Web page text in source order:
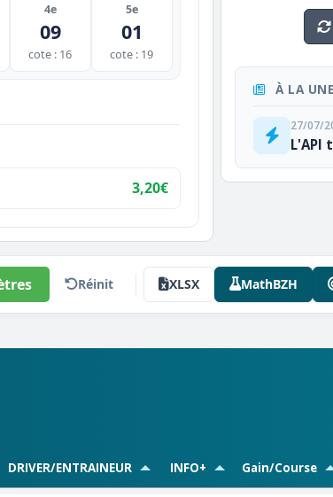
4e
09
cote : 16
5e
01
cote : 19
3,20€
À LA
27/07/
L'API
Réinit XLSX MathBZH
DRIVER/ENTRAINEUR INFO+ Gain/Course